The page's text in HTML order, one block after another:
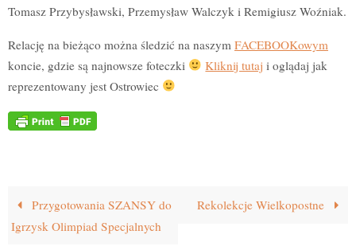
Tomasz Przybysławski, Przemysław Walczyk i Remigiusz Woźniak.
Relację na bieżąco można śledzić na naszym FACEBOOKowym
koncie, gdzie są najnowsze foteczki
Kliknij tutaj i oglądaj jak
reprezentowany jest Ostrowiec
Przygotowania SZANSY do
Igrzysk Olimpiad Specjalnych
Rekolekcje Wielkopostne